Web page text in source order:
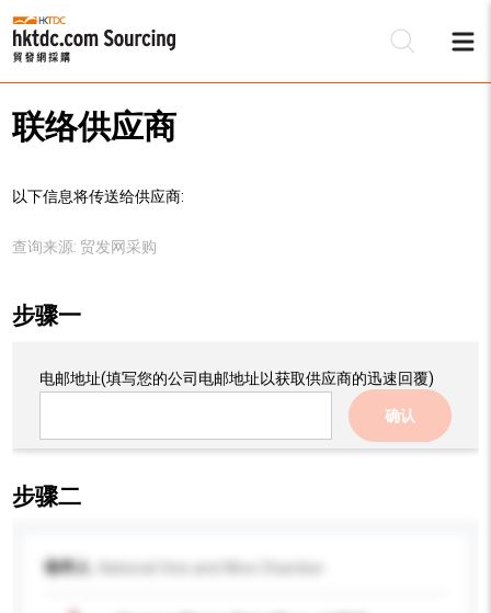
联络供应商
以下信息将传送给供应商:
查询来源: 贸发网采购
步骤一
电邮地址(填写您的公司电邮地址以获取供应商的迅速回覆)
确认
步骤二
收件人